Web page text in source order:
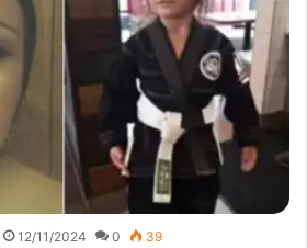
12/11/2024 0 39